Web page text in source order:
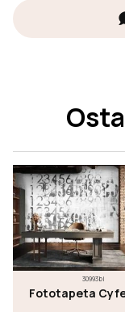
30993bi
Fototapeta